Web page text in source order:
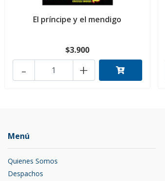
El príncipe y el mendigo
$3.900
+
-
Menú
Quienes Somos
Despachos